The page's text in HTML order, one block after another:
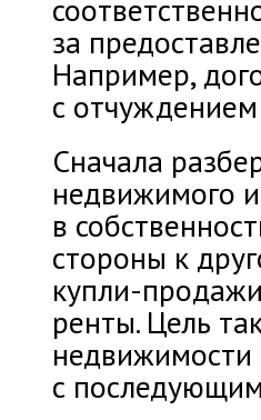
за
Например,
с
Сначала
недвижимого
в
стороны к
купли-
ренты. Цель
недвижимости
с